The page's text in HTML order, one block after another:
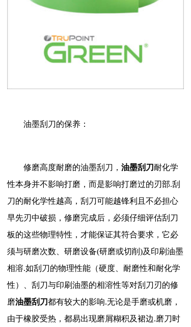
油墨刮刀的保养：
修磨高度耐磨的油墨刮刀， 油墨刮刀耐化学
性本身并不影响打磨，而是影响打磨过的刃部.刮
刀的耐化学性越高，刮刀可能越锋利且不必担心
早先刃中破损，修磨完成后，必须仔细评估刮刀
板的这些物理特性，才能保证其符合要求，它必
须与研磨次数、研磨设备(研磨或切削)及印刷油墨
相溶.如刮刀的物理性能（硬度、耐磨性和耐化学
性）、刮刀与印刷油墨的相溶性等对刮刀刃的修
磨油墨刮刀都有较大的影响.无论是手磨或机磨，
由于橡胶受热，都易出现磨屑糊积及裙边.磨刀时